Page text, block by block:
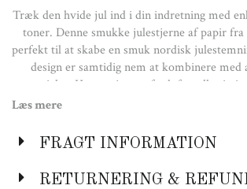
Træk den hvide jul ind i din indretning med
toner. Denne smukke julestjerne af papir
perfekt til at skabe en smuk nordisk
design er samtidig nem at kombinere med
materialer. Hæng stjernen fra loftet eller i
stå på en hylde eller en kommode. Tørres af
Hvid
Læs mere
FRAGT INFORMATION
RETURNERING &